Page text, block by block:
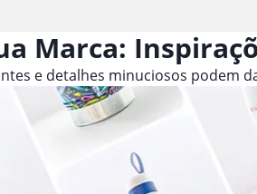
Marca:
e detalhes minuciosos podem